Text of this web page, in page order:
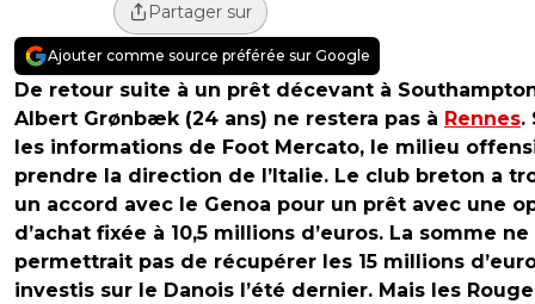
Partager sur
Ajouter comme source préférée sur Google
De retour suite à un prêt décevant à
Albert Grønbæk (24 ans) ne restera pas à Rennes.
les informations de Foot Mercato, le milieu
prendre la direction de l’Italie. Le club breton a
un accord avec le Genoa pour un prêt avec une
d’achat fixée à 10,5 millions d’euros. La somme ne
permettrait pas de récupérer les 15 millions
investis sur le Danois l’été dernier. Mais les